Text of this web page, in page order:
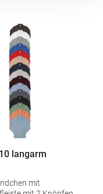
langarm